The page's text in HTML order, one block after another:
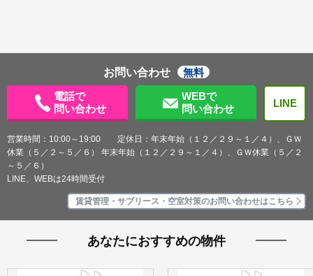
お問い合わせ
無料
電話で
問い合わせ
WEBで
問い合わせ
LINE
営業時間：10:00～19:00 定休日：年末年始（１２／２９～１／４）、ＧＷ
休業（５／２～５／６） 年末年始（１２／２９～１／４）、ＧＷ休業（５／２
～５／６）
LINE、WEBは24時間受付
賃貸管理・サブリース・空室対策のお問い合わせはこちら
あなたにおすすめの物件